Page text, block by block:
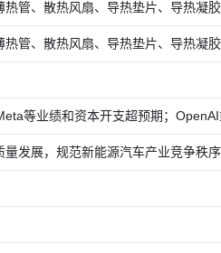
管、散热风扇、导热垫片、导热凝
管、散热风扇、导热垫片、导热凝
等业绩和资本开支超预期；
发展，规范新能源汽车产业竞争秩序